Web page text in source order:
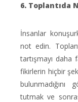
6. Toplantıda
İnsanlar
not edin.
tartışmayı daha
fikirlerin hiçbir
bulunmadığını
tutmak ve